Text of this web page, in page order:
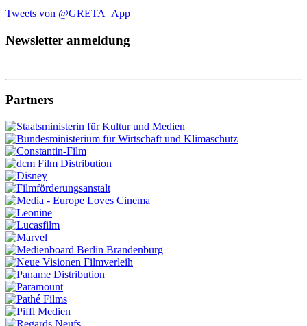
Tweets von @GRETA_App
Newsletter anmeldung
Partners